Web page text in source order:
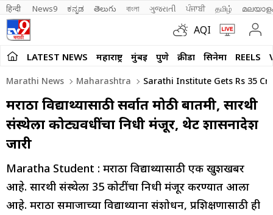
हिन्दी News9 ಕನ್ನಡ తెలుగు বাংলা ગુજરાતી ਪੰਜਾਬੀ தமிழ்
AQI
LATEST NEWS महाराष्ट्र मुंबई पुणे क्रीडा सिनेमा REELS
Marathi News Maharashtra Sarathi Institute Gets Rs 35
मराठा विद्यार्थ्यांसाठी सर्वात मोठी बातमी, सारथी
संस्थेला कोट्यवधींचा निधी मंजूर, थेट शासनादेश
जारी
Maratha Student : मराठा विद्यार्थ्यांसाठी एक खुशखबर
आहे. सारथी संस्थेला 35 कोटींचा निधी मंजूर करण्यात आला
आहे. मराठा समाजाच्या विद्यार्थ्यांना संशोधन, प्रशिक्षणासाठी ही